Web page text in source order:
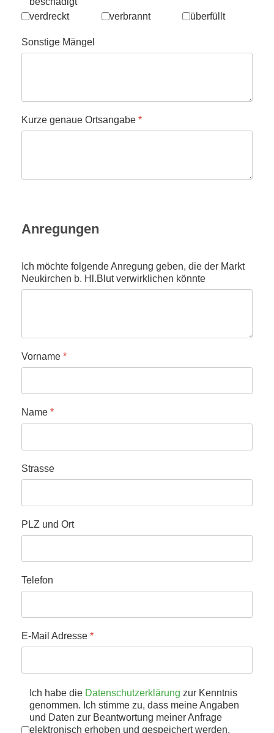
verdreckt
verbrannt überfüllt
Sonstige Mängel
Kurze genaue Ortsangabe *
Anregungen
Ich möchte folgende Anregung geben, die der Markt
Neukirchen b. Hl.Blut verwirklichen könnte
Vorname *
Name *
Strasse
PLZ und Ort
Telefon
E-Mail Adresse *
Datenschutz*
Ich habe die Datenschutzerklärung zur Kenntnis
genommen. Ich stimme zu, dass meine Angaben
und Daten zur Beantwortung meiner Anfrage
elektronisch erhoben und gespeichert werden.